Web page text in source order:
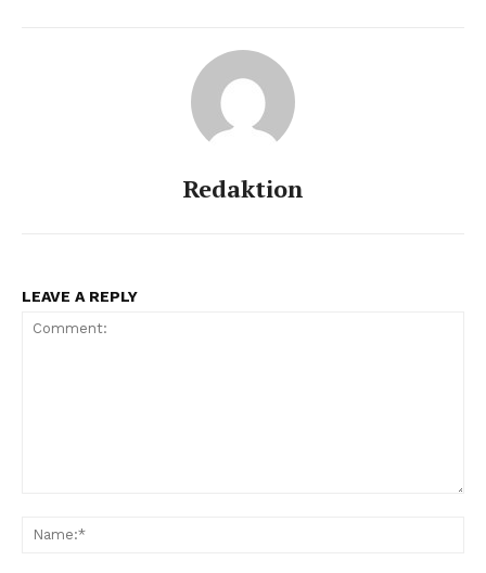
Redaktion
LEAVE A REPLY